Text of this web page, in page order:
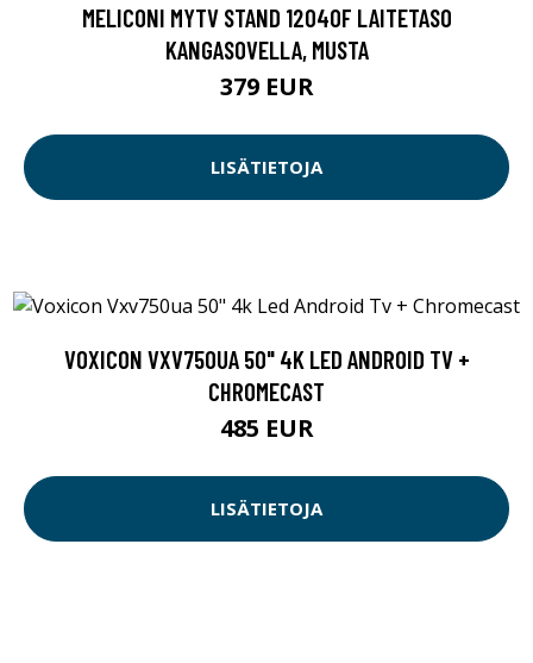
MELICONI MYTV STAND 12040F LAITETASO
KANGASOVELLA, MUSTA
379 EUR
LISÄTIETOJA
VOXICON VXV750UA 50" 4K LED ANDROID TV +
CHROMECAST
485 EUR
LISÄTIETOJA